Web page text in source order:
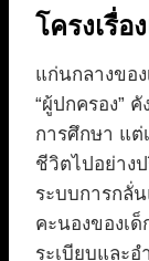
โครงเรื่
แก่นกลางของ
“ผู้ปกครอง”
การศึกษา แต่
ชีวิตไปอย่าง
ระบบการกลั่น
คะนองของเ
ระเบียบและ